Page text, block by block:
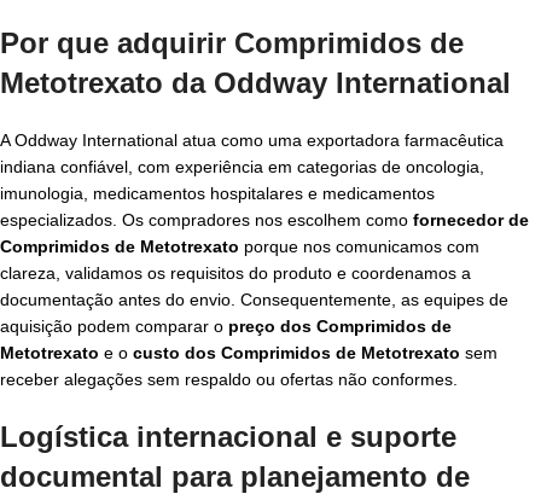
Por que adquirir Comprimidos de
Metotrexato da Oddway International
A Oddway International atua como uma exportadora farmacêutica
indiana confiável, com experiência em categorias de oncologia,
imunologia, medicamentos hospitalares e medicamentos
especializados. Os compradores nos escolhem como fornecedor de
Comprimidos de Metotrexato porque nos comunicamos com
clareza, validamos os requisitos do produto e coordenamos a
documentação antes do envio. Consequentemente, as equipes de
aquisição podem comparar o preço dos Comprimidos de
Metotrexato e o custo dos Comprimidos de Metotrexato sem
receber alegações sem respaldo ou ofertas não conformes.
Logística internacional e suporte
documental para planejamento de